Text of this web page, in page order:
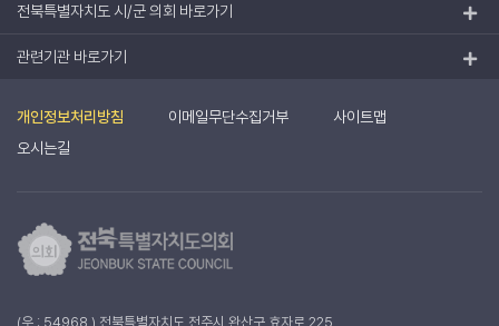
전북특별자치도 시/군 의회 바로가기
관련기관 바로가기
개인정보처리방침 이메일무단수집거부
사이트맵
오시는길
(우 : 54968 ) 전북특별자치도 전주시 완산구 효자로 225